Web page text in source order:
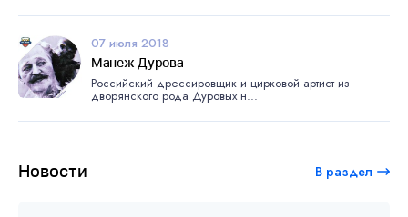
Новости В раздел
07 июля 2018
Манеж Дурова
Российский дрессировщик и цирковой артист из
дворянского рода Дуровых н...